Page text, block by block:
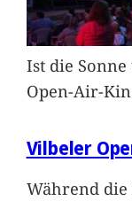
Ist die
Open-Air-
Vilbeler
Während